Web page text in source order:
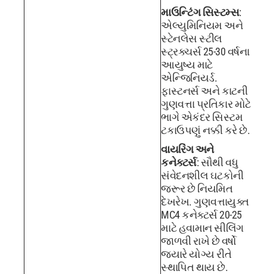
માઉન્ટિંગ સિસ્ટમ્સ:
એલ્યુમિનિયમ અને
સ્ટેનલેસ સ્ટીલ
સ્ટ્રક્ચર્સ 25-30 વર્ષના
આયુષ્ય માટે
એન્જિનિયર્ડ.
ફાસ્ટનર્સ અને કાટની
ગુણવત્તા પ્રતિકાર મોટે
ભાગે એકંદર સિસ્ટમ
ટકાઉપણું નક્કી કરે છે.
વાયરિંગ અને
કનેક્ટર્સ: સૌથી વધુ
સંવેદનશીલ ઘટકોની
જરૂર છે નિયમિત
દેખરેખ. ગુણવત્તાયુક્ત
MC4 કનેક્ટર્સ 20-25
માટે હવામાન સીલિંગ
જાળવી રાખે છે વર્ષો
જ્યારે યોગ્ય રીતે
સ્થાપિત થાય છે.